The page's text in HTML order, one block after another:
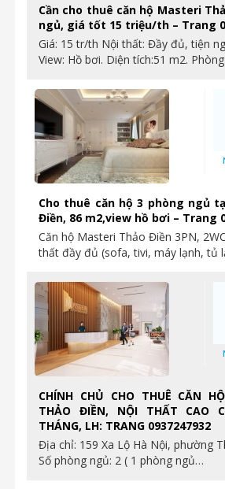
Cần cho thuê căn hộ Masteri
ngủ, giá tốt 15 triệu/th – Trang
Giá: 15 tr/th Nội thất: Đầy đủ, tiện
View: Hồ bơi. Diện tích:51 m2.
Cho thuê căn hộ 3 phòng ngủ
Điền, 86 m2,view hồ bơi – Trang
Căn hộ Masteri Thảo Điền 3PN,
thất đầy đủ (sofa, tivi, máy lạnh, tủ
CHÍNH CHỦ CHO THUÊ CĂN
THẢO ĐIỀN, NỘI THẤT CAO
THÁNG, LH: TRANG 0937247932
Địa chỉ: 159 Xa Lộ Hà Nội, phường
Số phòng ngủ: 2 ( 1 phòng ngủ…